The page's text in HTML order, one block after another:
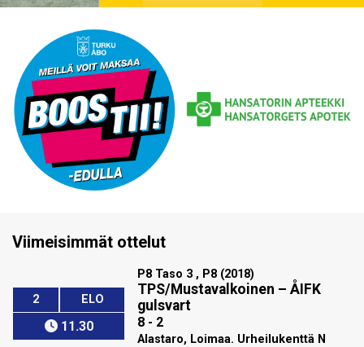
Viimeisimmät ottelut
2 ELO
11.30
P8 Taso 3 , P8 (2018)
TPS/Mustavalkoinen –ÅIFK
gulsvart
8 - 2
Alastaro, Loimaa. Urheilukenttä N